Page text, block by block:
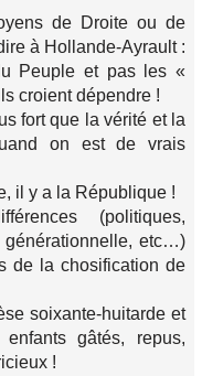
de Droite ou de
à Hollande-Ayrault :
Peuple et pas les «
croient dépendre !
fort que la vérité et la
on est de vrais
il y a la République !
(politiques,
générationnelle, etc…)
de la chosification de
soixante-huitarde et
gâtés, repus,
!